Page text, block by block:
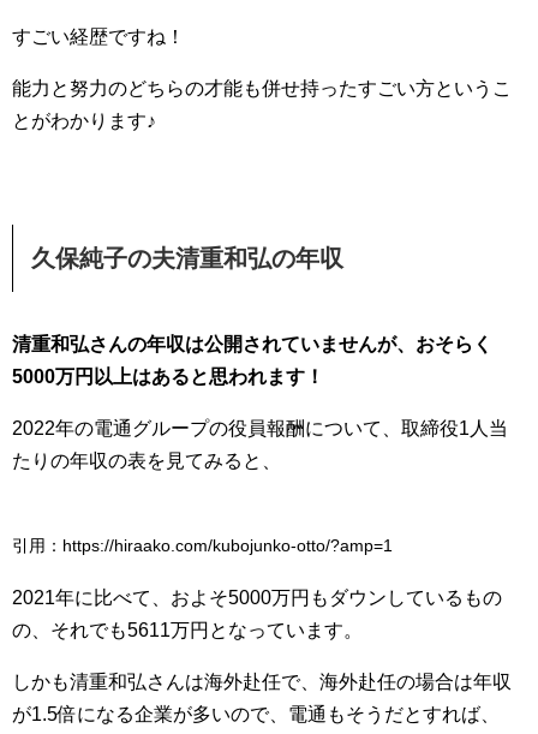
すごい経歴ですね！
能力と努力のどちらの才能も併せ持ったすごい方というこ
とがわかります♪
久保純子の夫清重和弘の年収
清重和弘さんの年収は公開されていませんが、おそらく
5000万円以上はあると思われます！
2022年の電通グループの役員報酬について、取締役1人当
たりの年収の表を見てみると、
引用：https://hiraako.com/kubojunko-otto/?amp=1
2021年に比べて、およそ5000万円もダウンしているもの
の、それでも5611万円となっています。
しかも清重和弘さんは海外赴任で、海外赴任の場合は年収
が1.5倍になる企業が多いので、電通もそうだとすれば、